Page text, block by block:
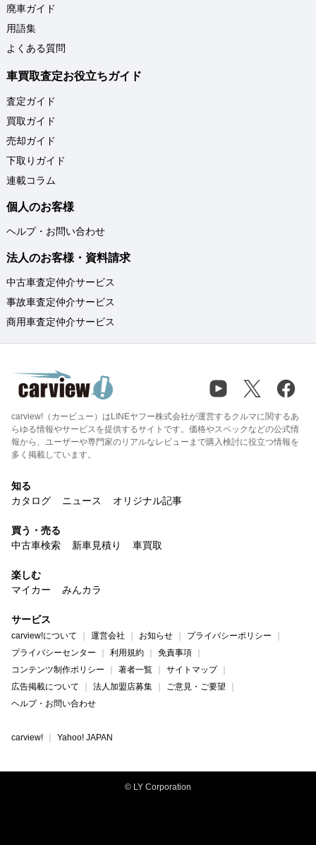
廃車ガイド
用語集
よくある質問
車買取査定お役立ちガイド
査定ガイド
買取ガイド
売却ガイド
下取りガイド
連載コラム
個人のお客様
ヘルプ・お問い合わせ
法人のお客様・資料請求
中古車査定仲介サービス
事故車査定仲介サービス
商用車査定仲介サービス
carview!（カービュー）はLINEヤフー株式会社が運営するクルマに関するあ
らゆる情報やサービスを提供するサイトです。価格やスペックなどの公式情
報から、ユーザーや専門家のリアルなレビューまで購入検討に役立つ情報を
多く掲載しています。
知る
カタログ
ニュース オリジナル記事
買う・売る
中古車検索
新車見積り 車買取
楽しむ
マイカー
みんカラ
サービス
carview!について 運営会社 お知らせ
プライバシーポリシー
プライバシーセンター
利用規約
免責事項
コンテンツ制作ポリシー
著者一覧
サイトマップ
広告掲載について
法人加盟店募集
ご意見・ご要望
ヘルプ・お問い合わせ
carview! Yahoo! JAPAN
© LY Corporation